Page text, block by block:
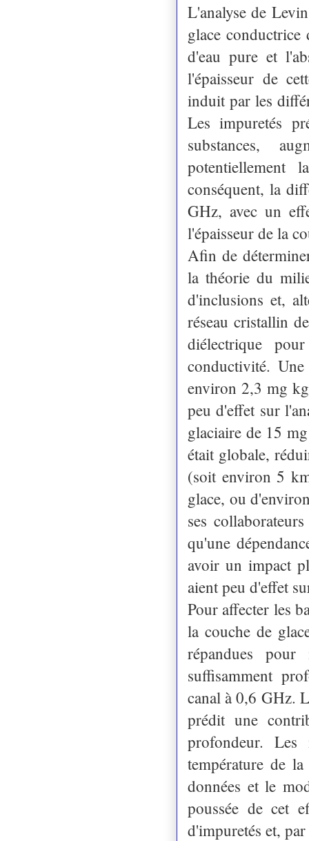
L'analyse de
glace
d'eau pure et
l'épaisseur de
induit par les
Les impuretés
substances,
conséquent, la
GHz, avec un
l'épaisseur de la
Afin de
la théorie du
d'inclusions et,
réseau cristallin
diélectrique
conductivité.
environ 2,3 mg
peu d'effet sur
glaciaire de 15
était globale,
(soit environ 5
glace, ou
ses
qu'une
avoir un impact
aient peu d'effet
Pour affecter les
la couche de
répandues
suffisamment
canal à 0,6 GHz.
prédit une
profondeur. Les
température de
données et le
poussée de cet
d'impuretés et,